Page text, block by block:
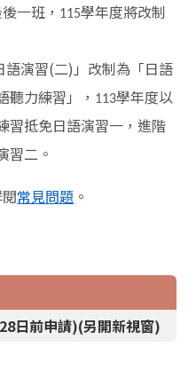
一班， 115學年度將改制
語演習(二)」改制為「日語
聽力練習」， 113學年度以
習抵免日語演習一，進階
習二。
常見問題 。
日前申請)(另開新視窗)